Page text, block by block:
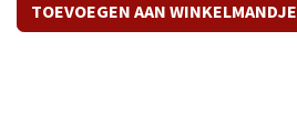
TOEVOEGEN AAN WINKELMANDJE